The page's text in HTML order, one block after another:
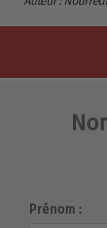
Prénom :